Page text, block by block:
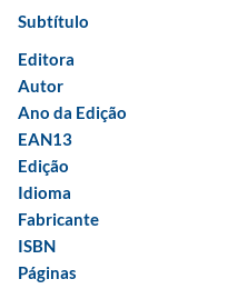
Subtítulo
Editora
Autor
Ano da Edição
EAN13
Edição
Idioma
Fabricante
ISBN
Páginas